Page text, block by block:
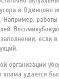
в Одинцово
Например,
если
организации
удается